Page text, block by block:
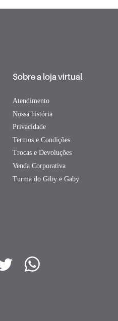
Sobre a loja virtual
Atendimento
Nossa história
Privacidade
Termos e Condições
Trocas e Devoluções
Venda Corporativa
Turma do Giby e Gaby